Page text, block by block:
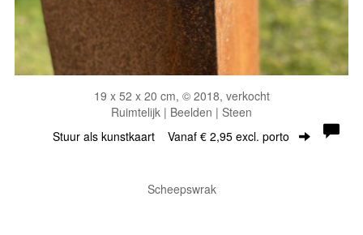
19 x 52 x 20 cm, © 2018, verkocht
Ruimtelijk | Beelden | Steen
Stuur als kunstkaart Vanaf € 2,95 excl. porto
Scheepswrak